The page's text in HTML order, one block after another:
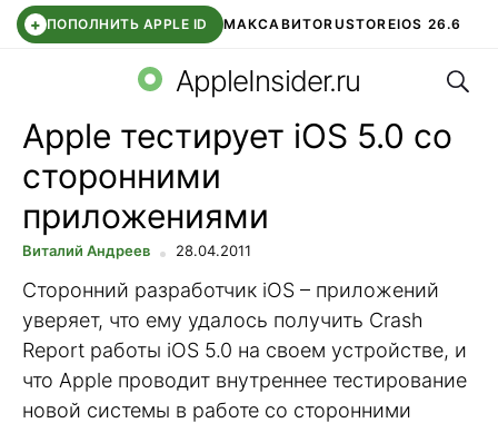
+ ПОПОЛНИТЬ APPLE ID МАКСАВИТОRUSTOREIOS 26.6
СБЕР КИДС ВТБ ОНЛАЙН ЧАТ В ROBLOX
AppleInsider.ru
Apple тестирует iOS 5.0 со
сторонними
приложениями
Виталий Андреев 28.04.2011
Сторонний разработчик iOS – приложений
уверяет, что ему удалось получить Crash
Report работы iOS 5.0 на своем устройстве, и
что Apple проводит внутреннее тестирование
новой системы в работе со сторонними